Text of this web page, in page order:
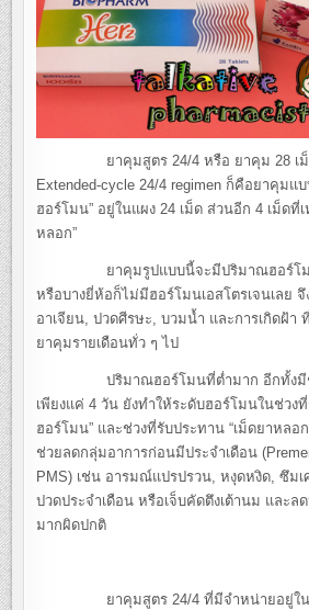
ยาคุมสูตร 24/4 หรือ ยาคุม 28 เม็ด
Extended-cycle 24/4 regimen ก็คือยาคุมแ
ฮอร์โมน” อยู่ในแผง 24 เม็ด ส่วนอีก 4 เม็ดที่เ
หลอก”
ยาคุมรูปแบบนี้จะมีปริมาณฮอร์โมนเ
หรือบางยี่ห้อก็ไม่มีฮอร์โมนเอสโตรเจนเลย
อาเจียน, ปวดศีรษะ, บวมน้ำ และการเกิดฝ้า
ยาคุมรายเดือนทั่ว ๆ ไป
ปริมาณฮอร์โมนที่ต่ำมาก อีกทั้งมีช่ว
เพียงแค่ 4 วัน ยังทำให้ระดับฮอร์โมนในช่วง
ฮอร์โมน” และช่วงที่รับประทาน “เม็ดยาหลอ
ช่วยลดกลุ่มอาการก่อนมีประจำเดือน
PMS) เช่น อารมณ์แปรปรวน, หงุดหงิด, ซึมเ
ปวดประจำเดือน หรือเจ็บคัดตึงเต้านม และล
มากผิดปกติ
ยาคุมสูตร 24/4 ที่มีจำหน่ายอยู่ในปร